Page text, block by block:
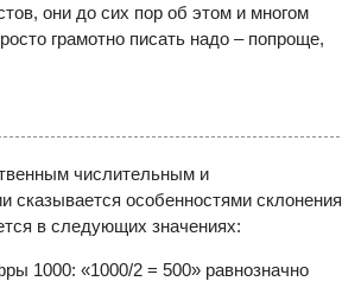
они до сих пор об этом и многом
грамотно писать надо – попроще,
числительным и
сказывается особенностями склонения
в следующих значениях:
1000: «1000/2 = 500» равнозначно